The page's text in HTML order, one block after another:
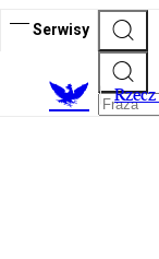
Serwisy
R